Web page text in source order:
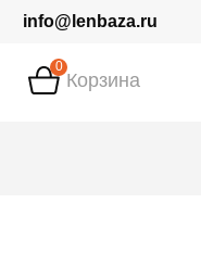
info@lenbaza.ru
Корзина
0